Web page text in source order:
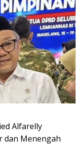
Alfarelly
dan Menengah